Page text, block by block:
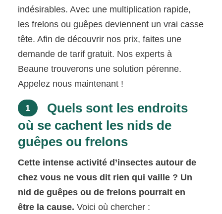
indésirables. Avec une multiplication rapide,
les frelons ou guêpes deviennent un vrai casse
tête. Afin de découvrir nos prix, faites une
demande de tarif gratuit. Nos experts à
Beaune trouverons une solution pérenne.
Appelez nous maintenant !
1
Quels sont les endroits
où se cachent les nids de
guêpes ou frelons
Cette intense activité d’insectes autour de
chez vous ne vous dit rien qui vaille ? Un
nid de guêpes ou de frelons pourrait en
être la cause. Voici où chercher :